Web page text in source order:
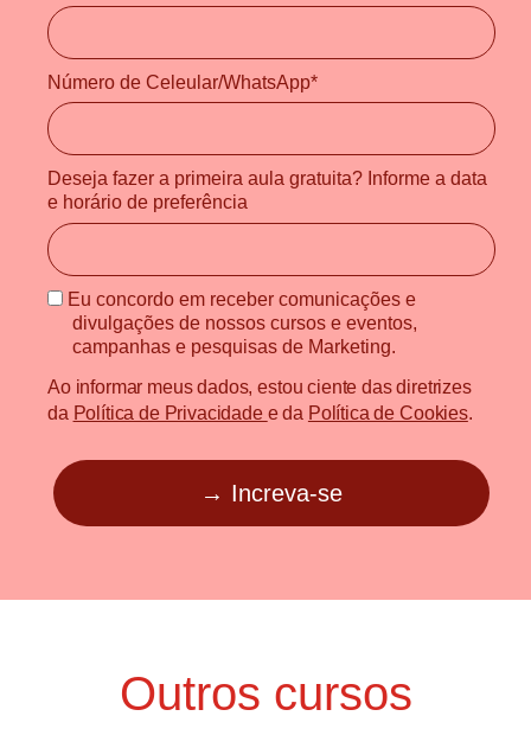
Número de Celeular/WhatsApp*
Deseja fazer a primeira aula gratuita? Informe a data
e horário de preferência
Eu concordo em receber comunicações e
divulgações de nossos cursos e eventos,
campanhas e pesquisas de Marketing.
Ao informar meus dados, estou ciente das diretrizes
da Política de Privacidade e da Política de Cookies.
→ Increva-se
Outros cursos